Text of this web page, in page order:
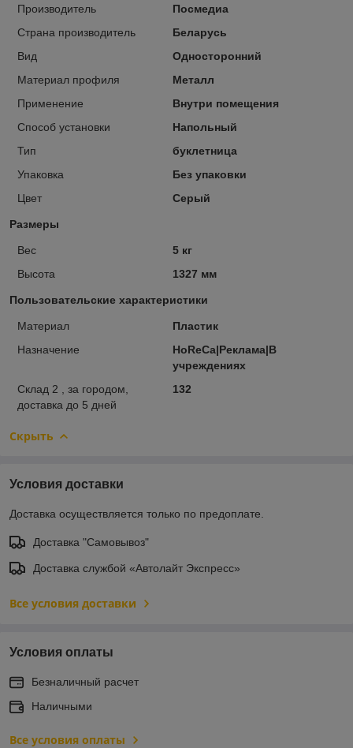
Производитель
Посмедиа
Страна производитель
Беларусь
Вид
Односторонний
Материал профиля
Металл
Применение
Внутри помещения
Способ установки
Напольный
Тип
буклетница
Упаковка
Без упаковки
Цвет
Серый
Размеры
Вес
5 кг
Высота
1327 мм
Пользовательские характеристики
Материал
Пластик
Назначение
HoReCa|Реклама|В
учреждениях
Склад 2 , за городом,
доставка до 5 дней
132
Скрыть
Условия доставки
Доставка осуществляется только по предоплате.
Доставка "Самовывоз"
Доставка службой «Автолайт Экспресс»
Все условия доставки
Условия оплаты
Безналичный расчет
Наличными
Все условия оплаты